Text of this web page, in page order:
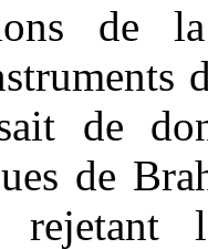
de
de
de